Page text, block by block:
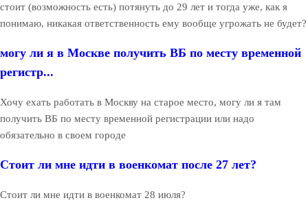
стоит (возможность есть) потянуть до 29 лет и тогда уже, как я
понимаю, никакая ответственность ему вообще угрожать не будет?
могу ли я в Москве получить ВБ по месту временной
регистр...
Хочу ехать работать в Москву на старое место, могу ли я там
получить ВБ по месту временной регистрации или надо
обязательно в своем городе
Стоит ли мне идти в военкомат после 27 лет?
Стоит ли мне идти в военкомат 28 июля?